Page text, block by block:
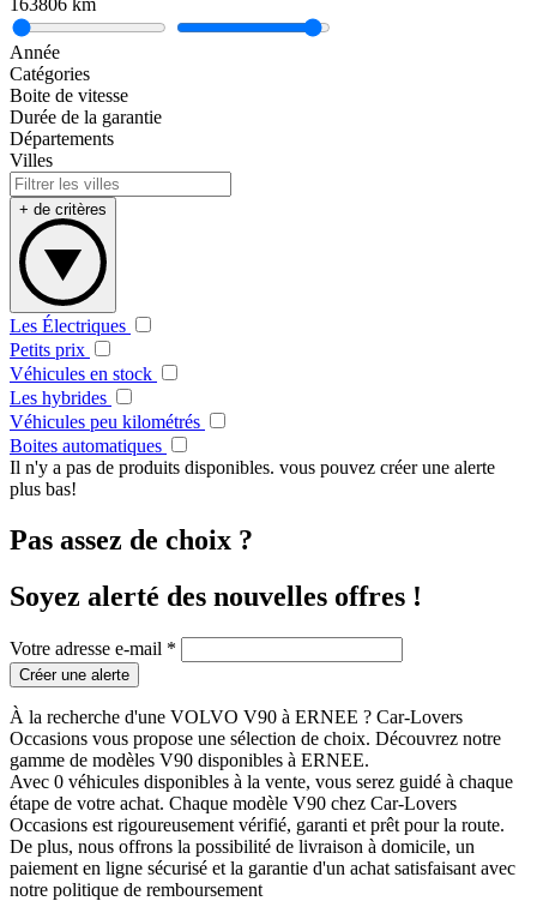
163806 km
Année
Catégories
Boite de vitesse
Durée de la garantie
Départements
Villes
+ de critères
Les Électriques
Petits prix
Véhicules en stock
Les hybrides
Véhicules peu kilométrés
Boites automatiques
Il n'y a pas de produits disponibles. vous pouvez créer une alerte
plus bas!
Pas assez de choix ?
Soyez alerté des nouvelles offres !
Votre adresse e-mail *
Créer une alerte
À la recherche d'une VOLVO V90 à ERNEE ? Car-Lovers
Occasions vous propose une sélection de choix. Découvrez notre
gamme de modèles V90 disponibles à ERNEE.
Avec 0 véhicules disponibles à la vente, vous serez guidé à chaque
étape de votre achat. Chaque modèle V90 chez Car-Lovers
Occasions est rigoureusement vérifié, garanti et prêt pour la route.
De plus, nous offrons la possibilité de livraison à domicile, un
paiement en ligne sécurisé et la garantie d'un achat satisfaisant avec
notre politique de remboursement